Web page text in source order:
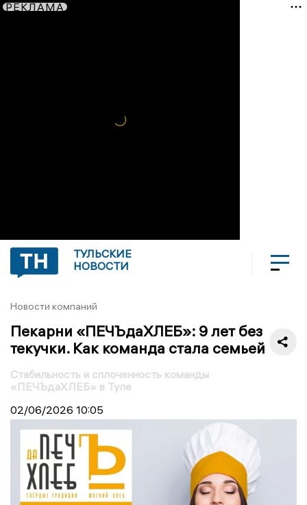
РЕКЛАМА
ТУЛЬСКИЕ
НОВОСТИ
Новости компаний
Пекарни «ПЕЧЪдаХЛЕБ»: 9 лет без
текучки. Как команда стала семьей
Стабильность и сплоченность команды
«ПЕЧЪдаХЛЕБ» в Туле
02/06/2026 10:05